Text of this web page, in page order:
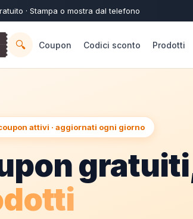
· Stampa o mostra dal telefono
🔍 Coupon Codici sconto Prodotti
attivi · aggiornati ogni giorno